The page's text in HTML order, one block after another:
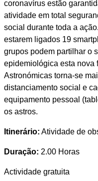
coronavírus estão
atividade em total
social durante toda a
estarem ligados 19
grupos podem partilhar o
epidemiológica esta nova
Astronómicas torna-se
distanciamento social e
equipamento pessoal
os astros.
Itinerário: Atividade de
Duração: 2.00 Horas
Actividade gratuita